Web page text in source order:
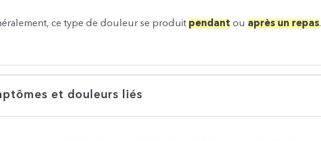
ce type de douleur se produit pendant ou après un repas.
et douleurs liés